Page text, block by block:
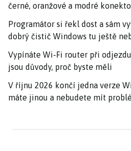
černé, oranžové a modré
Programátor si řekl dost a sám
dobrý čistič Windows tu ještě
Vypínáte Wi-Fi router při
jsou důvody, proč byste měli
V říjnu 2026 končí jedna verze
máte jinou a nebudete mít